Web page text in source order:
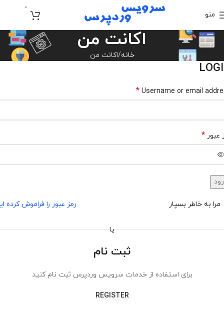
منو
0
اکانت من
خانه اکانت من
Username or email
*
عبور *
رمز عبور را فراموش کرده مرا به خاطر بسپار
یا
ثبت نام
برای استفاده از خدمات سرویس وردپرس ثبت نام کنید
REGISTER